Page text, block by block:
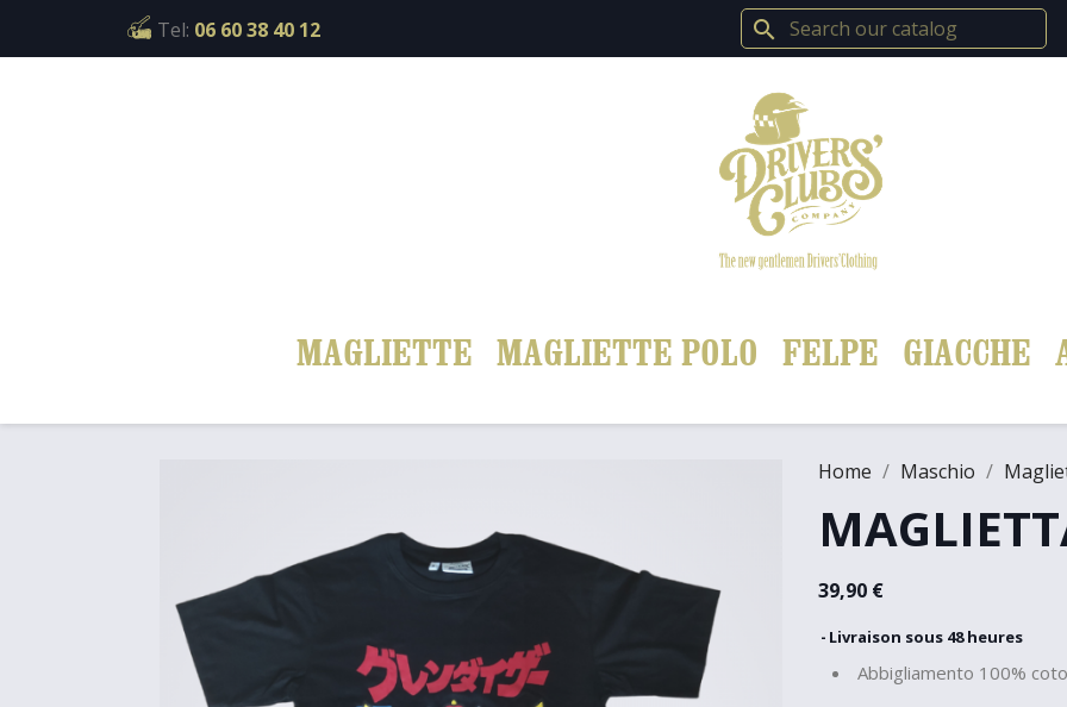
Tel: 06 60 38 40 12 search
MAGLIETTE MAGLIETTE POLO FELPE GIACCHE
Home Maschio
39,90 €
Livraison sous 48 heures
Abbigliamento 100%
Cookies management panel